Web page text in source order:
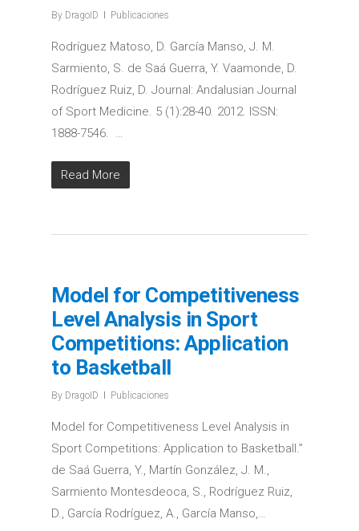
By DragoID Publicaciones
Rodríguez Matoso, D. García Manso, J. M.
Sarmiento, S. de Saá Guerra, Y. Vaamonde, D.
Rodríguez Ruiz, D. Journal: Andalusian Journal
of Sport Medicine. 5 (1):28-40. 2012. ISSN:
1888-7546. …
Read More
Model for Competitiveness
Level Analysis in Sport
Competitions: Application
to Basketball
By DragoID Publicaciones
Model for Competitiveness Level Analysis in
Sport Competitions: Application to Basketball.”
de Saá Guerra, Y., Martín González, J. M.,
Sarmiento Montesdeoca, S., Rodríguez Ruiz,
D., García Rodríguez, A., García Manso,…